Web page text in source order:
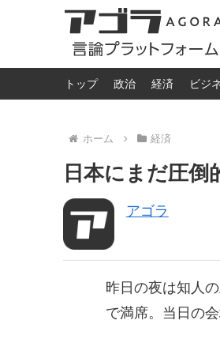
トップ 政治 経済 ビジ
ホーム 経済
日本にまだ圧
アゴラ
昨日の夜は知人
で満席。当日の